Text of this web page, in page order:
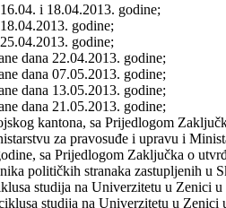
i 18.04.2013. godine;
godine;
godine;
dana 22.04.2013. godine;
dana 07.05.2013. godine;
dana 13.05.2013. godine;
dana 21.05.2013. godine;
kantona, sa Prijedlogom
za pravosuđe i upravu i
sa Prijedlogom Zaključka o
političkih stranaka zastupljenih u
studija na Univerzitetu u Zenici
studija na Univerzitetu u Zenici